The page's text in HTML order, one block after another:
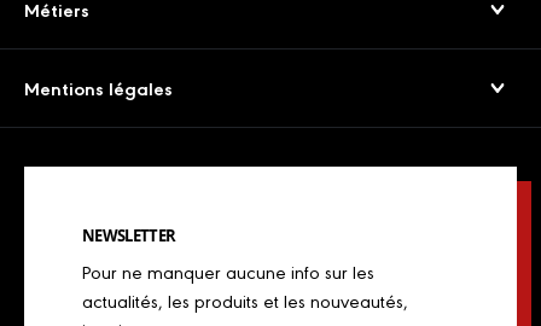
Presse
Export
Saucissons Secs
Jambons cuits & volailles
Spécialités italiennes
Chiffonnades
Métiers
Mentions légales
Politique de Cookies
NEWSLETTER
Pour ne manquer aucune info sur les
actualités, les produits et les nouveautés,